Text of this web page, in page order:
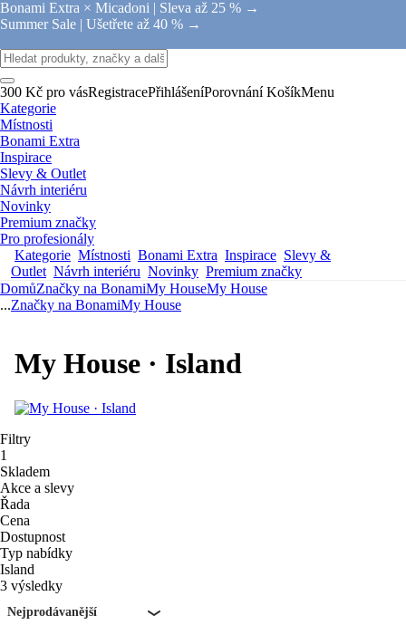
Bonami Extra × Micadoni | Sleva až 25 % →
Summer Sale | Ušetřete až 40 % →
300 Kč pro vásRegistracePřihlášeníPorovnání KošíkMenu
Kategorie
Místnosti
Bonami Extra
Inspirace
Slevy & Outlet
Návrh interiéru
Novinky
Premium značky
Pro profesionály
Kategorie Místnosti Bonami Extra Inspirace Slevy &
Outlet Návrh interiéru Novinky Premium značky
DomůZnačky na BonamiMy HouseMy House
...Značky na BonamiMy House
My House · Island
Filtry
1
Skladem
Akce a slevy
Řada
Cena
Dostupnost
Typ nabídky
Island
3 výsledky
Nejprodávanější